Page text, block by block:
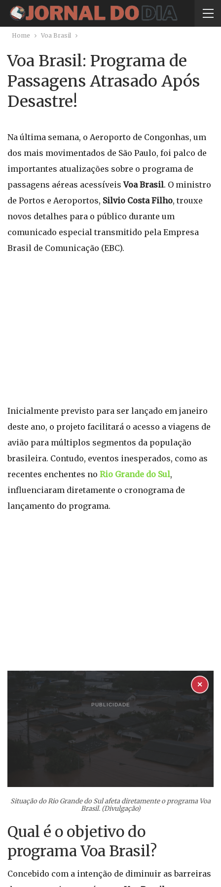
Home Voa Brasil
Voa Brasil: Programa de
Passagens Atrasado Após
Desastre!
Na última semana, o Aeroporto de Congonhas, um
dos mais movimentados de São Paulo, foi palco de
importantes atualizações sobre o programa de
passagens aéreas acessíveisVoa Brasil. O ministro
de Portos e Aeroportos, Silvio Costa Filho, trouxe
novos detalhes para o público durante um
comunicado especial transmitido pela Empresa
Brasil de Comunicação (EBC).
Inicialmente previsto para ser lançado em janeiro
deste ano, o projeto facilitará o acesso a viagens de
avião para múltiplos segmentos da população
brasileira. Contudo, eventos inesperados, como as
recentes enchentes no Rio Grande do Sul,
influenciaram diretamente o cronograma de
lançamento do programa.
PUBLICIDADE
✕
Situação do Rio Grande do Sul afeta diretamente o programa Voa
Brasil. (Divulgação)
Qual é o objetivo do
programa Voa Brasil?
Concebido com a intenção de diminuir as barreiras